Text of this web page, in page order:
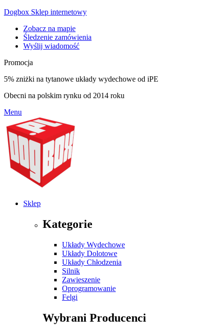
Dogbox Sklep internetowy
Zobacz na mapie
Śledzenie zamówienia
Wyślij wiadomość
Promocja
5% zniżki na tytanowe układy wydechowe od iPE
Obecni na polskim rynku od 2014 roku
Menu
Sklep
Kategorie
Układy Wydechowe
Układy Dolotowe
Układy Chłodzenia
Silnik
Zawieszenie
Oprogramowanie
Felgi
Wybrani Producenci